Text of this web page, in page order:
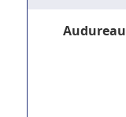
Audureau